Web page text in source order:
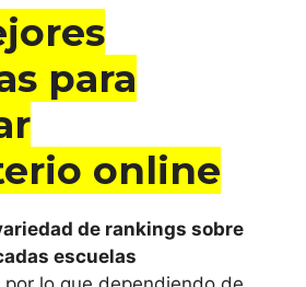
de
de
para
online
de rankings sobre
escuelas